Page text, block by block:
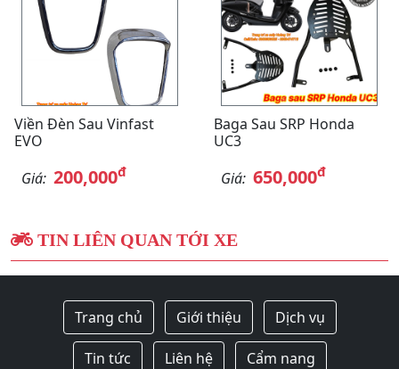
Viền Đèn Sau Vinfast
EVO
Giá: 200,000đ
Baga Sau SRP Honda
UC3
Giá: 650,000đ
TIN LIÊN QUAN TỚI XE
Trang chủ Giới thiệu Dịch vụ
Tin tức Liên hệ Cẩm nang